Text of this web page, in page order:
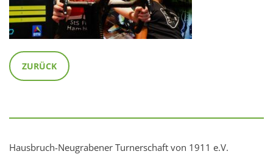
ZURÜCK
Hausbruch-Neugrabener Turnerschaft von 1911 e.V.